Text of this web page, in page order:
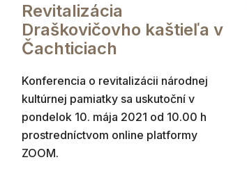
Revitalizácia
Draškovičovho kaštieľa v
Čachticiach
Konferencia o revitalizácii národnej
kultúrnej pamiatky sa uskutoční v
pondelok 10. mája 2021 od 10.00 h
prostredníctvom online platformy
ZOOM.